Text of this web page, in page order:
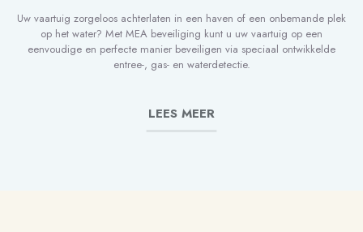
Uw vaartuig zorgeloos achterlaten in een haven of een onbemande plek
op het water? Met MEA beveiliging kunt u uw vaartuig op een
eenvoudige en perfecte manier beveiligen via speciaal ontwikkelde
entree-, gas- en waterdetectie.
LEES MEER